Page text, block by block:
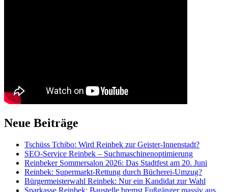
Neue Beiträge
Tschüss Tchibo: Wird Reinbek zur Geister-Innenstadt?
SEO-Service Reinbek – Suchmaschinenoptimierung
Reinbeker Sommersalon 2026: Das Stadtfest am 20. Juni
Reinbek: Supermarkt-Rettung durch Bücherei-Umzug?
Bürgermeisterwahl Reinbek: Nur ein Kandidat zur Wahl
Sparkasse Reinbek: Baustelle bremst Fußgänger massiv aus